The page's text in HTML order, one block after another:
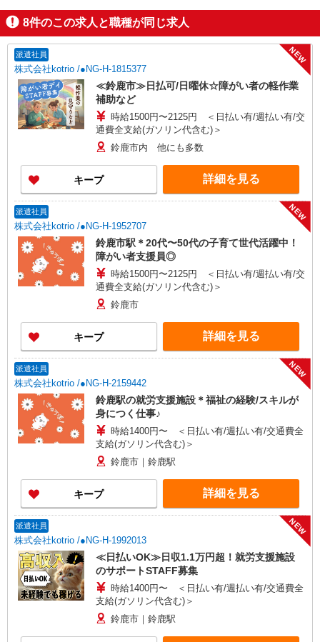
8件のこの求人と職種が同じ求人
派遣社員
株式会社kotrio /●NG-H-1815377
NEW
≪鈴鹿市≫日払可/日曜休☆障がい者の軽作業
補助など
時給1500円〜2125円 ＜日払い有/週払い有/交
通費全支給(ガソリン代含む)＞
鈴鹿市内 他にも多数
キープ 詳細を見る
派遣社員
株式会社kotrio /●NG-H-1952707
NEW
鈴鹿市駅＊20代〜50代の子育て世代活躍中！
障がい者支援員◎
時給1500円〜2125円 ＜日払い有/週払い有/交
通費全支給(ガソリン代含む)＞
鈴鹿市
キープ 詳細を見る
派遣社員
株式会社kotrio /●NG-H-2159442
NEW
鈴鹿駅の就労支援施設＊福祉の経験/スキルが
身につく仕事♪
時給1400円〜 ＜日払い有/週払い有/交通費全
支給(ガソリン代含む)＞
鈴鹿市｜鈴鹿駅
キープ 詳細を見る
派遣社員
株式会社kotrio /●NG-H-1992013
NEW
≪日払いOK≫日収1.1万円超！就労支援施設
のサポートSTAFF募集
時給1400円〜 ＜日払い有/週払い有/交通費全
支給(ガソリン代含む)＞
鈴鹿市｜鈴鹿駅